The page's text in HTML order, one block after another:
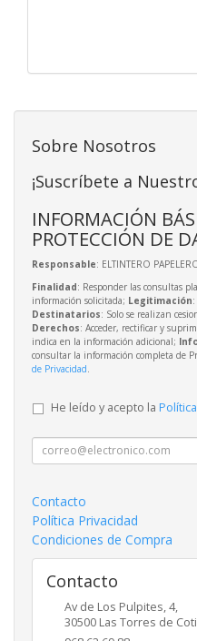
Sobre Nosotros
¡Suscríbete a
INFORMACIÓN
PROTECCIÓN DE
Responsable: ELTINTERO
Finalidad: Responder las consultas
información solicitada; Legitimación
Destinatarios: Solo se realizan
Derechos: Acceder, rectificar y
indica en la información adicional;
consultar la información completa de
de Privacidad
He leído y acepto la
Contacto
Política Privacidad
Condiciones de Compra
Contacto
Av de Los Pulpites, 4,
30500 Las Torres de